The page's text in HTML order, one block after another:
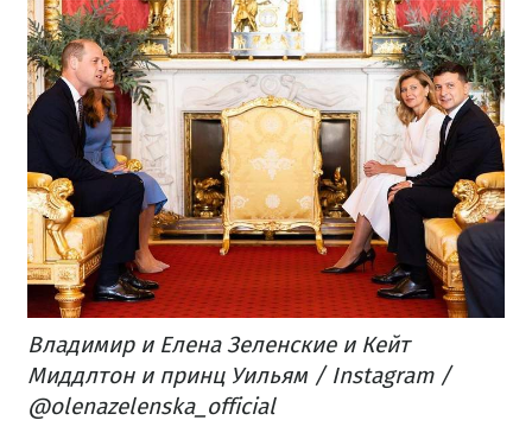
Владимир и Елена Зеленские и Кейт
Миддлтон и принц Уильям / Instagram /
@olenazelenska_official